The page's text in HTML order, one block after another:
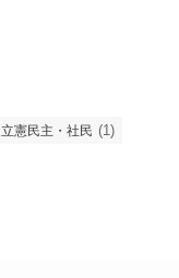
憲民主・社民 (1)